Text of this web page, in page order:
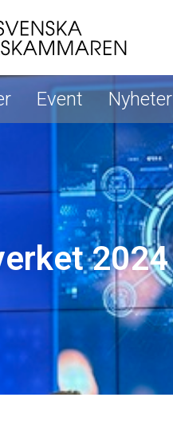
Event Nyheter
2024